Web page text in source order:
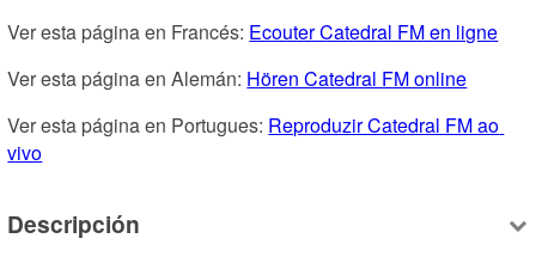
Ver esta página en Francés: Ecouter Catedral FM en ligne
Ver esta página en Alemán: Hören Catedral FM online
Ver esta página en Portugues: Reproduzir Catedral FM ao
vivo
Descripción